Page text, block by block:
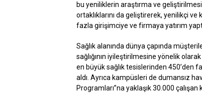
bu yeniliklerin araştırma ve geliştirilmesi
ortaklıklarını da geliştirerek, yenilikçi
fazla girişimciye ve firmaya yatırım
Sağlık alanında dünya çapında
sağlığının iyileştirilmesine yönelik olarak
en büyük sağlık tesislerinden 450’den
aldı. Ayrıca kampüsleri de dumansız
Programları”na yaklaşık 30.000 çalışan